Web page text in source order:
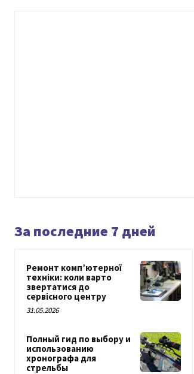
За последние 7 дней
Ремонт комп’ютерної
техніки: коли варто
звертатися до
сервісного центру
31.05.2026
Полный гид по выбору и
использованию
хронографа для
стрельбы